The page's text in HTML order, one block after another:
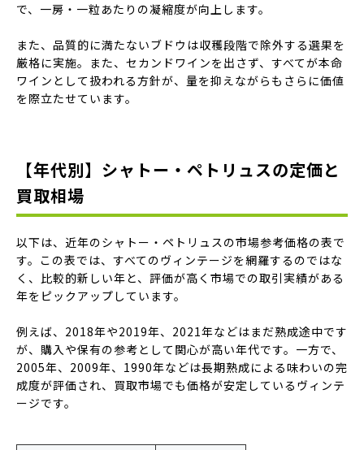
で、一房・一粒あたりの凝縮度が向上します。
また、品質的に満たないブドウは収穫段階で除外する選果を
厳格に実施。また、セカンドワインを出さず、すべてが本命
ワインとして扱われる方針が、量を抑えながらもさらに価値
を際立たせています。
【年代別】シャトー・ペトリュスの定価と
買取相場
以下は、近年のシャトー・ペトリュスの市場参考価格の表で
す。この表では、すべてのヴィンテージを網羅するのではな
く、比較的新しい年と、評価が高く市場での取引実績がある
年をピックアップしています。
例えば、2018年や2019年、2021年などはまだ熟成途中です
が、購入や保有の参考として関心が高い年代です。一方で、
2005年、2009年、1990年などは長期熟成による味わいの完
成度が評価され、買取市場でも価格が安定しているヴィンテ
ージです。